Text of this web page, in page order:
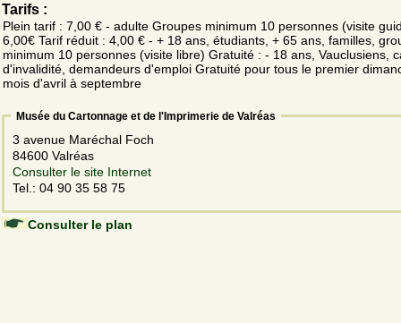
Tarifs :
Plein tarif : 7,00 € - adulte Groupes minimum 10 personnes (visite
6,00€ Tarif réduit : 4,00 € - + 18 ans, étudiants, + 65 ans, familles,
minimum 10 personnes (visite libre) Gratuité : - 18 ans, Vauclusiens,
d'invalidité, demandeurs d'emploi Gratuité pour tous le premier
mois d'avril à septembre
Musée du Cartonnage et de l'Imprimerie de Valréas
3 avenue Maréchal Foch
84600 Valréas
Consulter le site Internet
Tel.: 04 90 35 58 75
Consulter le plan